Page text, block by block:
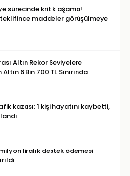
sürecinde kritik aşama!
maddeler görüşülmeye
Altın Rekor Seviyelere
6 Bin 700 TL Sınırında
kazası: 1 kişi hayatını kaybetti,
liralık destek ödemesi